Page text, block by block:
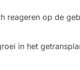
reageren op de
in het